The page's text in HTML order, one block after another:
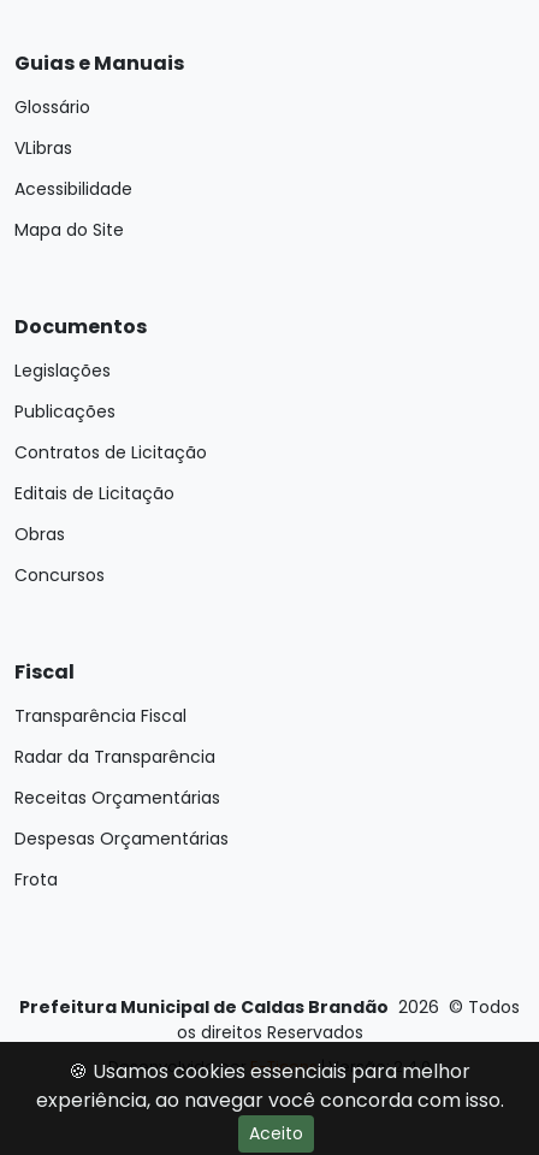
Guias e Manuais
Glossário
VLibras
Acessibilidade
Mapa do Site
Documentos
Legislações
Publicações
Contratos de Licitação
Editais de Licitação
Obras
Concursos
Fiscal
Transparência Fiscal
Radar da Transparência
Receitas Orçamentárias
Despesas Orçamentárias
Frota
Prefeitura Municipal de Caldas Brandão 2026 © Todos
os direitos Reservados
Desenvolvido por E-Ticons| Versão: 2.4.0
🍪 Usamos cookies essenciais para melhor
experiência, ao navegar você concorda com isso.
Aceito